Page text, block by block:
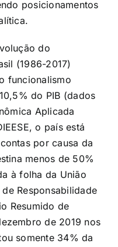
posicionamentos
do
(1986-2017)
funcionalismo
do PIB (dados
Aplicada
o país está
por causa da
menos de 50%
à folha da União
Responsabilidade
Resumido de
de 2019 nos
somente 34% da